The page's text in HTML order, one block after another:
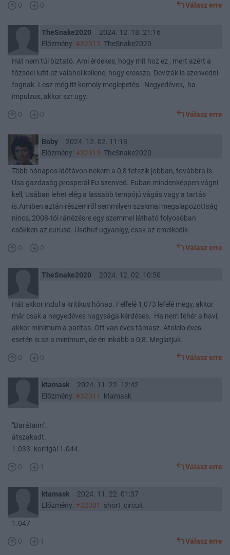
0 0 Válasz erre
TheSnake2020
2024. 12. 18. 21:16
Előzmény: #32313 TheSnake2020
Hát nem túl biztató. Ami érdekes, hogy mit hoz ez , mert azért a
tőzsdei lufit ez valahol kellene, hogy eressze. Devizák is szenvedni
fognak. Lesz még itt komoly meglepetés. Negyedéves, ha
impulzus, akkor szr.ugy.
0 0 Válasz erre
Boby
2024. 12. 02. 11:18
Előzmény: #32313 TheSnake2020
Több hónapos időtávon nekem a 0,8 tetszik jobban, továbbra is.
Usa gazdaság prosperál Eu szenved. Euban mindenképpen vágni
kell, Usában lehet elég a lassabb tempójú vágás vagy a tartás
is.Amiben aztán részemről semmilyen szakmai megalapozottság
nincs, 2008-tól ránézésre egy szemmel látható folyosóban
csökken az eurusd. Usdhuf ugyanígy, csak az emelkedik.
0 0 Válasz erre
TheSnake2020 2024. 12. 02. 10:50
Hát akkor indul a kritikus hónap. Felfelé 1,073 lefelé megy, akkor
már csak a negyedéves nagysága kérdéses. Ha nem fehér a havi,
akkor minimum a paritas. Ott van éves támasz. Atolelo éves
esetén is az a minimum, de én inkább a 0,8. Meglatjuk.
0 0 Válasz erre
ktamask
2024. 11. 22. 12:42
Előzmény: #32311 ktamask
"Barátaim".
átszakadt.
1.033. korrigál 1.044.
0 1 Válasz erre
ktamask
2024. 11. 22. 01:37
Előzmény: #32301 short_circuit
1.047
0 1 Válasz erre